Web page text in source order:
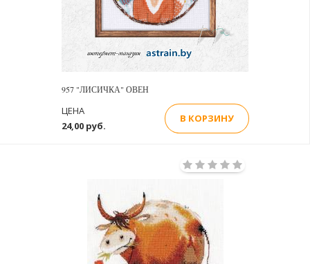
957 "ЛИСИЧКА" ОВЕН
24,00 руб.
ЦЕНА
В КОРЗИНУ